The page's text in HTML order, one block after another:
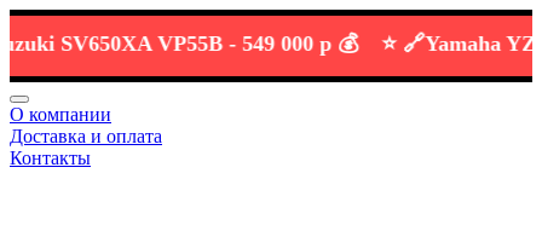
SV650XA VP55B -549 000 р 💰 ⭐️ 🔗 Yamaha YZF-
О компании
Доставка и оплата
Контакты